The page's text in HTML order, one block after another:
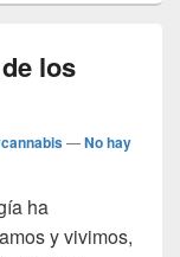
los
—No hay
ha
y vivimos,